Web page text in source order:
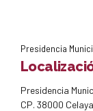
Presidencia
Presidencia
CP. 38000